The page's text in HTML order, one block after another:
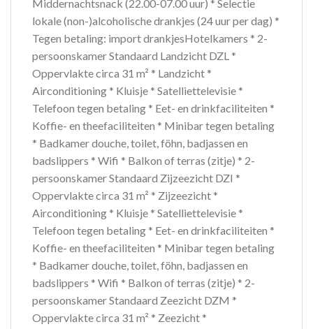
Middernachtsnack (22.00-07.00 uur) * Selectie
lokale (non-)alcoholische drankjes (24 uur per dag) *
Tegen betaling: import drankjesHotelkamers * 2-
persoonskamer Standaard Landzicht DZL *
Oppervlakte circa 31 m² * Landzicht *
Airconditioning * Kluisje * Satelliettelevisie *
Telefoon tegen betaling * Eet- en drinkfaciliteiten *
Koffie- en theefaciliteiten * Minibar tegen betaling
* Badkamer douche, toilet, föhn, badjassen en
badslippers * Wifi * Balkon of terras (zitje) * 2-
persoonskamer Standaard Zijzeezicht DZI *
Oppervlakte circa 31 m² * Zijzeezicht *
Airconditioning * Kluisje * Satelliettelevisie *
Telefoon tegen betaling * Eet- en drinkfaciliteiten *
Koffie- en theefaciliteiten * Minibar tegen betaling
* Badkamer douche, toilet, föhn, badjassen en
badslippers * Wifi * Balkon of terras (zitje) * 2-
persoonskamer Standaard Zeezicht DZM *
Oppervlakte circa 31 m² * Zeezicht *